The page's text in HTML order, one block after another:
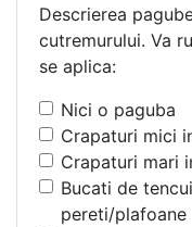
Descrierea
cutremurului. Va
se aplica:
Nici o paguba
Crapaturi mici
Crapaturi mari
Bucati de
pereti/plafoane